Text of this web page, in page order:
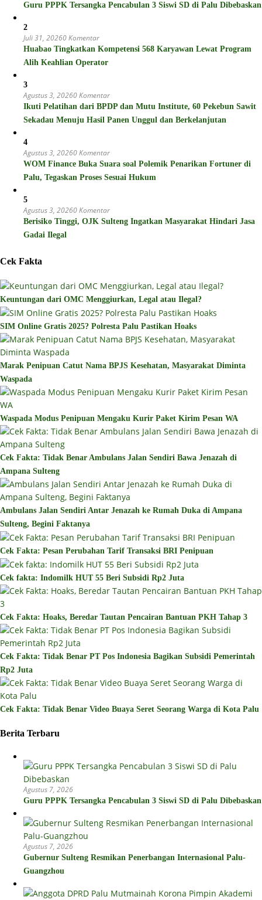
Guru PPPK Tersangka Pencabulan 3 Siswi SD di Palu Dibebaskan
2
Juli 31, 20260 Komentar
Huabao Tingkatkan Kompetensi 568 Karyawan Lewat Program
Alih Keahlian Operator
3
Agustus 3, 20260 Komentar
Ikuti Pelatihan dari BPDP dan Mutu Institute, 60 Pekebun Sawit
Sekadau Menuju Hasil Panen Unggul dan Berkelanjutan
4
Agustus 3, 20260 Komentar
WOM Finance Buka Suara soal Polemik Penarikan Fortuner di
Palu, Tegaskan Proses Sesuai Hukum
5
Agustus 3, 20260 Komentar
Berisiko Tinggi, OJK Sulteng Ingatkan Masyarakat Hindari Jasa
Gadai Ilegal
Cek Fakta
Keuntungan dari OMC Menggiurkan, Legal atau Ilegal?
SIM Online Gratis 2025? Polresta Palu Pastikan Hoaks
Marak Penipuan Catut Nama BPJS Kesehatan, Masyarakat Diminta
Waspada
Waspada Modus Penipuan Mengaku Kurir Paket Kirim Pesan WA
Cek Fakta: Tidak Benar Ambulans Jalan Sendiri Bawa Jenazah di
Ampana Sulteng
Ambulans Jalan Sendiri Antar Jenazah ke Rumah Duka di Ampana
Sulteng, Begini Faktanya
Cek Fakta: Pesan Perubahan Tarif Transaksi BRI Penipuan
Cek fakta: Indomilk HUT 55 Beri Subsidi Rp2 Juta
Cek Fakta: Hoaks, Beredar Tautan Pencairan Bantuan PKH Tahap 3
Cek Fakta: Tidak Benar PT Pos Indonesia Bagikan Subsidi Pemerintah
Rp2 Juta
Cek Fakta: Tidak Benar Video Buaya Seret Seorang Warga di Kota Palu
Berita Terbaru
Agustus 7, 2026
Guru PPPK Tersangka Pencabulan 3 Siswi SD di Palu Dibebaskan
Agustus 7, 2026
Gubernur Sulteng Resmikan Penerbangan Internasional Palu-
Guangzhou